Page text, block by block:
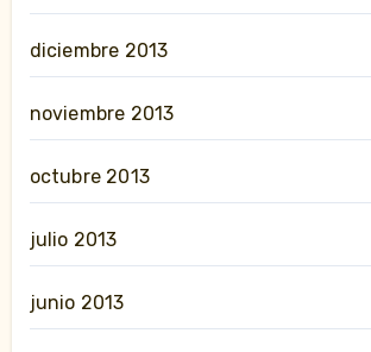
diciembre 2013
noviembre 2013
octubre 2013
julio 2013
junio 2013